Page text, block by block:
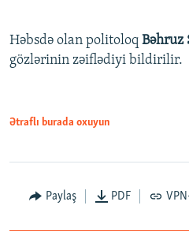
Həbsdə olan politoloq Bəhruz
gözlərinin zəiflədiyi bildirilir.
Ətraflı burada oxuyun
Paylaş PDF